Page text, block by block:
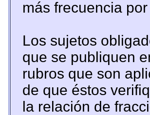
más frecuencia
Los sujetos
que se publiquen
rubros que son
de que éstos
la relación de